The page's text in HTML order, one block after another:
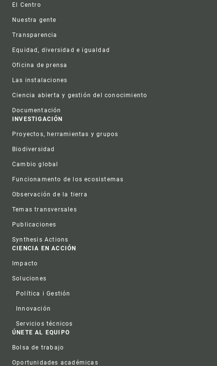
El Centro
Nuestra gente
Transparencia
Equidad, diversidad e igualdad
Oficina de prensa
Las instalaciones
Ciencia abierta y gestión del conocimiento
Documentación
INVESTIGACIÓN
Proyectos, herramientas y grupos
Biodiversidad
Cambio global
Funcionamento de los ecosistemas
Observación de la tierra
Temas transversales
Publicaciones
Synthesis Actions
CIENCIA EN ACCIÓN
Impacto
Soluciones
Política i Gestión
Innovación
Servicios técnicos
ÚNETE AL EQUIPO
Bolsa de trabajo
Oportunidades académicas